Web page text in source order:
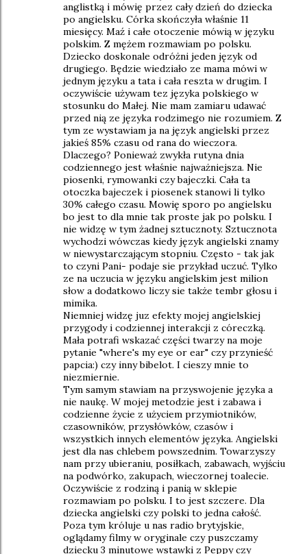
anglistką i mówię przez cały dzień do dziecka
po angielsku. Córka skończyła właśnie 11
miesięcy. Maź i całe otoczenie mówią w języku
polskim. Z mężem rozmawiam po polsku.
Dziecko doskonale odróżni jeden język od
drugiego. Będzie wiedziało ze mama mówi w
jednym języku a tata i cała reszta w drugim. I
oczywiście używam tez języka polskiego w
stosunku do Małej. Nie mam zamiaru udawać
przed nią ze języka rodzimego nie rozumiem. Z
tym ze wystawiam ja na język angielski przez
jakieś 85% czasu od rana do wieczora.
Dlaczego? Ponieważ zwykła rutyna dnia
codziennego jest właśnie najważniejsza. Nie
piosenki, rymowanki czy bajeczki. Cała ta
otoczka bajeczek i piosenek stanowi li tylko
30% całego czasu. Mowię sporo po angielsku
bo jest to dla mnie tak proste jak po polsku. I
nie widzę w tym żadnej sztucznoty. Sztucznota
wychodzi wówczas kiedy język angielski znamy
w niewystarczającym stopniu. Często - tak jak
to czyni Pani- podaje sie przykład uczuć. Tylko
ze na uczucia w języku angielskim jest milion
słow a dodatkowo liczy sie także tembr głosu i
mimika.
Niemniej widzę juz efekty mojej angielskiej
przygody i codziennej interakcji z córeczką.
Mała potrafi wskazać części twarzy na moje
pytanie "where's my eye or ear" czy przynieść
papcia:) czy inny bibelot. I cieszy mnie to
niezmiernie.
Tym samym stawiam na przyswojenie języka a
nie naukę. W mojej metodzie jest i zabawa i
codzienne życie z użyciem przymiotników,
czasowników, przysłówków, czasów i
wszystkich innych elementów języka. Angielski
jest dla nas chlebem powszednim. Towarzyszy
nam przy ubieraniu, posiłkach, zabawach, wyjściu
na podwórko, zakupach, wieczornej toalecie.
Oczywiście z rodziną i panią w sklepie
rozmawiam po polsku. I to jest szczere. Dla
dziecka angielski czy polski to jedna całość.
Poza tym króluje u nas radio brytyjskie,
oglądamy filmy w oryginale czy puszczamy
dziecku 3 minutowe wstawki z Peppy czy